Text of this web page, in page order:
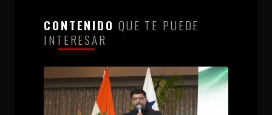
CONTENIDO QUE TE PUEDE
INTERESAR